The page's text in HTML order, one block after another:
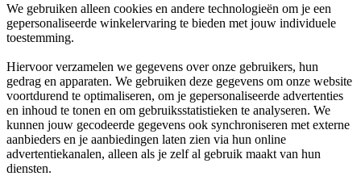
We gebruiken alleen cookies en andere technologieën om je een
gepersonaliseerde winkelervaring te bieden met jouw individuele
toestemming.
Hiervoor verzamelen we gegevens over onze gebruikers, hun
gedrag en apparaten. We gebruiken deze gegevens om onze website
voortdurend te optimaliseren, om je gepersonaliseerde advertenties
en inhoud te tonen en om gebruiksstatistieken te analyseren. We
kunnen jouw gecodeerde gegevens ook synchroniseren met externe
aanbieders en je aanbiedingen laten zien via hun online
advertentiekanalen, alleen als je zelf al gebruik maakt van hun
diensten.